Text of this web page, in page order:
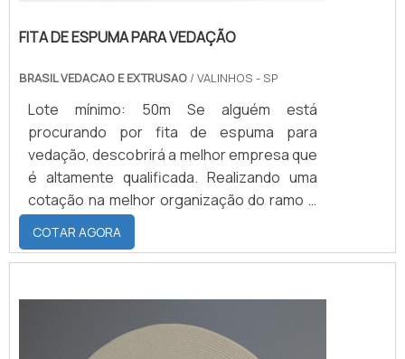
FITA DE ESPUMA PARA VEDAÇÃO
BRASIL VEDACAO E EXTRUSAO / VALINHOS - SP
Lote mínimo: 50m Se alguém está
procurando por fita de espuma para
vedação, descobrirá a melhor empresa que
é altamente qualificada. Realizando uma
cotação na melhor organização do ramo e
descobrindo a maior referência de
qualidade da área de atuação.MAIS SOBRE
FITA DE ESPUMA PARA VEDAÇÃOQuem
encontrar o site da Brasil Vedação. É
COTAR AGORA